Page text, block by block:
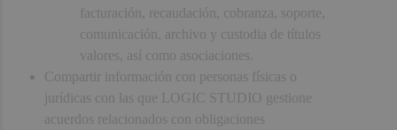
facturación, recaudación, cobranza, soporte,
comunicación, archivo y custodia de títulos
valores, así como asociaciones.
Compartir información con personas físicas o
jurídicas con las que LOGIC STUDIO gestione
acuerdos relacionados con obligaciones